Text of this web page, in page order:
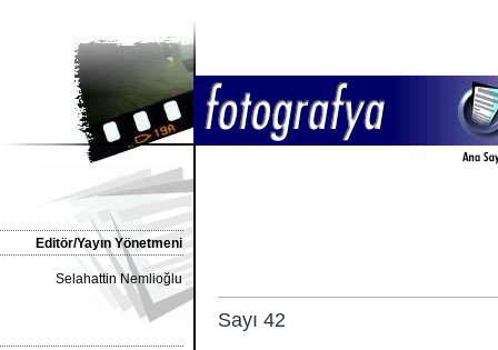
Editör/Yayın Yönetmeni
Selahattin Nemlioğlu
Sayı 42